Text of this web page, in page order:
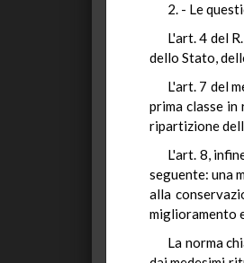
2. - Le
L'art. 4 del
dello Stato,
L'art. 7 del
prima classe
ripartizione
L'art. 8,
seguente: una
alla
miglioramento
La norma